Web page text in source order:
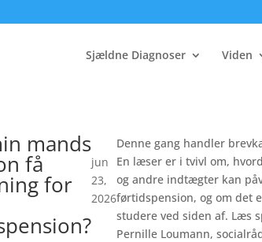
Sjældne Diagnoser Viden
mands
få
for
jun
23,
2026
Denne gang handler
En læser er i tvivl om,
og andre indtægter kan
førtidspension, og om det
studere ved siden af. Læs
Pernille Loumann,